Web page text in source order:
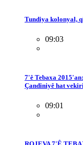
Tundiya kolonyal,
09:03
7'ê Tebaxa
Çandiniyê hat
09:01